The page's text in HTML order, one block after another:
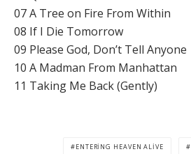
07 A Tree on Fire From Within
08 If I Die Tomorrow
09 Please God, Don’t Tell Anyone
10 A Madman From Manhattan
11 Taking Me Back (Gently)
ENTERING HEAVEN ALIVE